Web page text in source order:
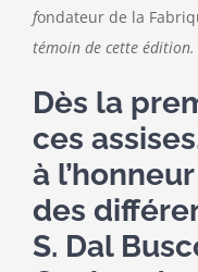
fondateur de la
témoin de cette édition.
Dès la
ces
à
des
S. Dal